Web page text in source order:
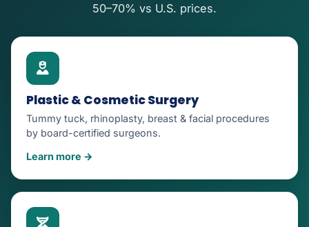
50–70% vs U.S. prices.
Plastic & Cosmetic Surgery
Tummy tuck, rhinoplasty, breast & facial procedures
by board-certified surgeons.
Learn more →